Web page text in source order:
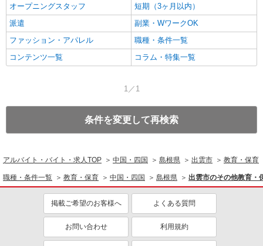
オープニングスタッフ
短期（3ヶ月以内）
派遣
副業・WワークOK
ファッション・アパレル
職種・条件一覧
コンテンツ一覧
コラム・特集一覧
1／1
条件を変更して再検索
アルバイト・バイト・求人TOP 中国・四国 島根県 出雲市 教育・保育
職種・条件一覧 教育・保育 中国・四国 島根県 出雲市のその他教育・
掲載ご希望のお客様へ よくある質問
お問い合わせ 利用規約